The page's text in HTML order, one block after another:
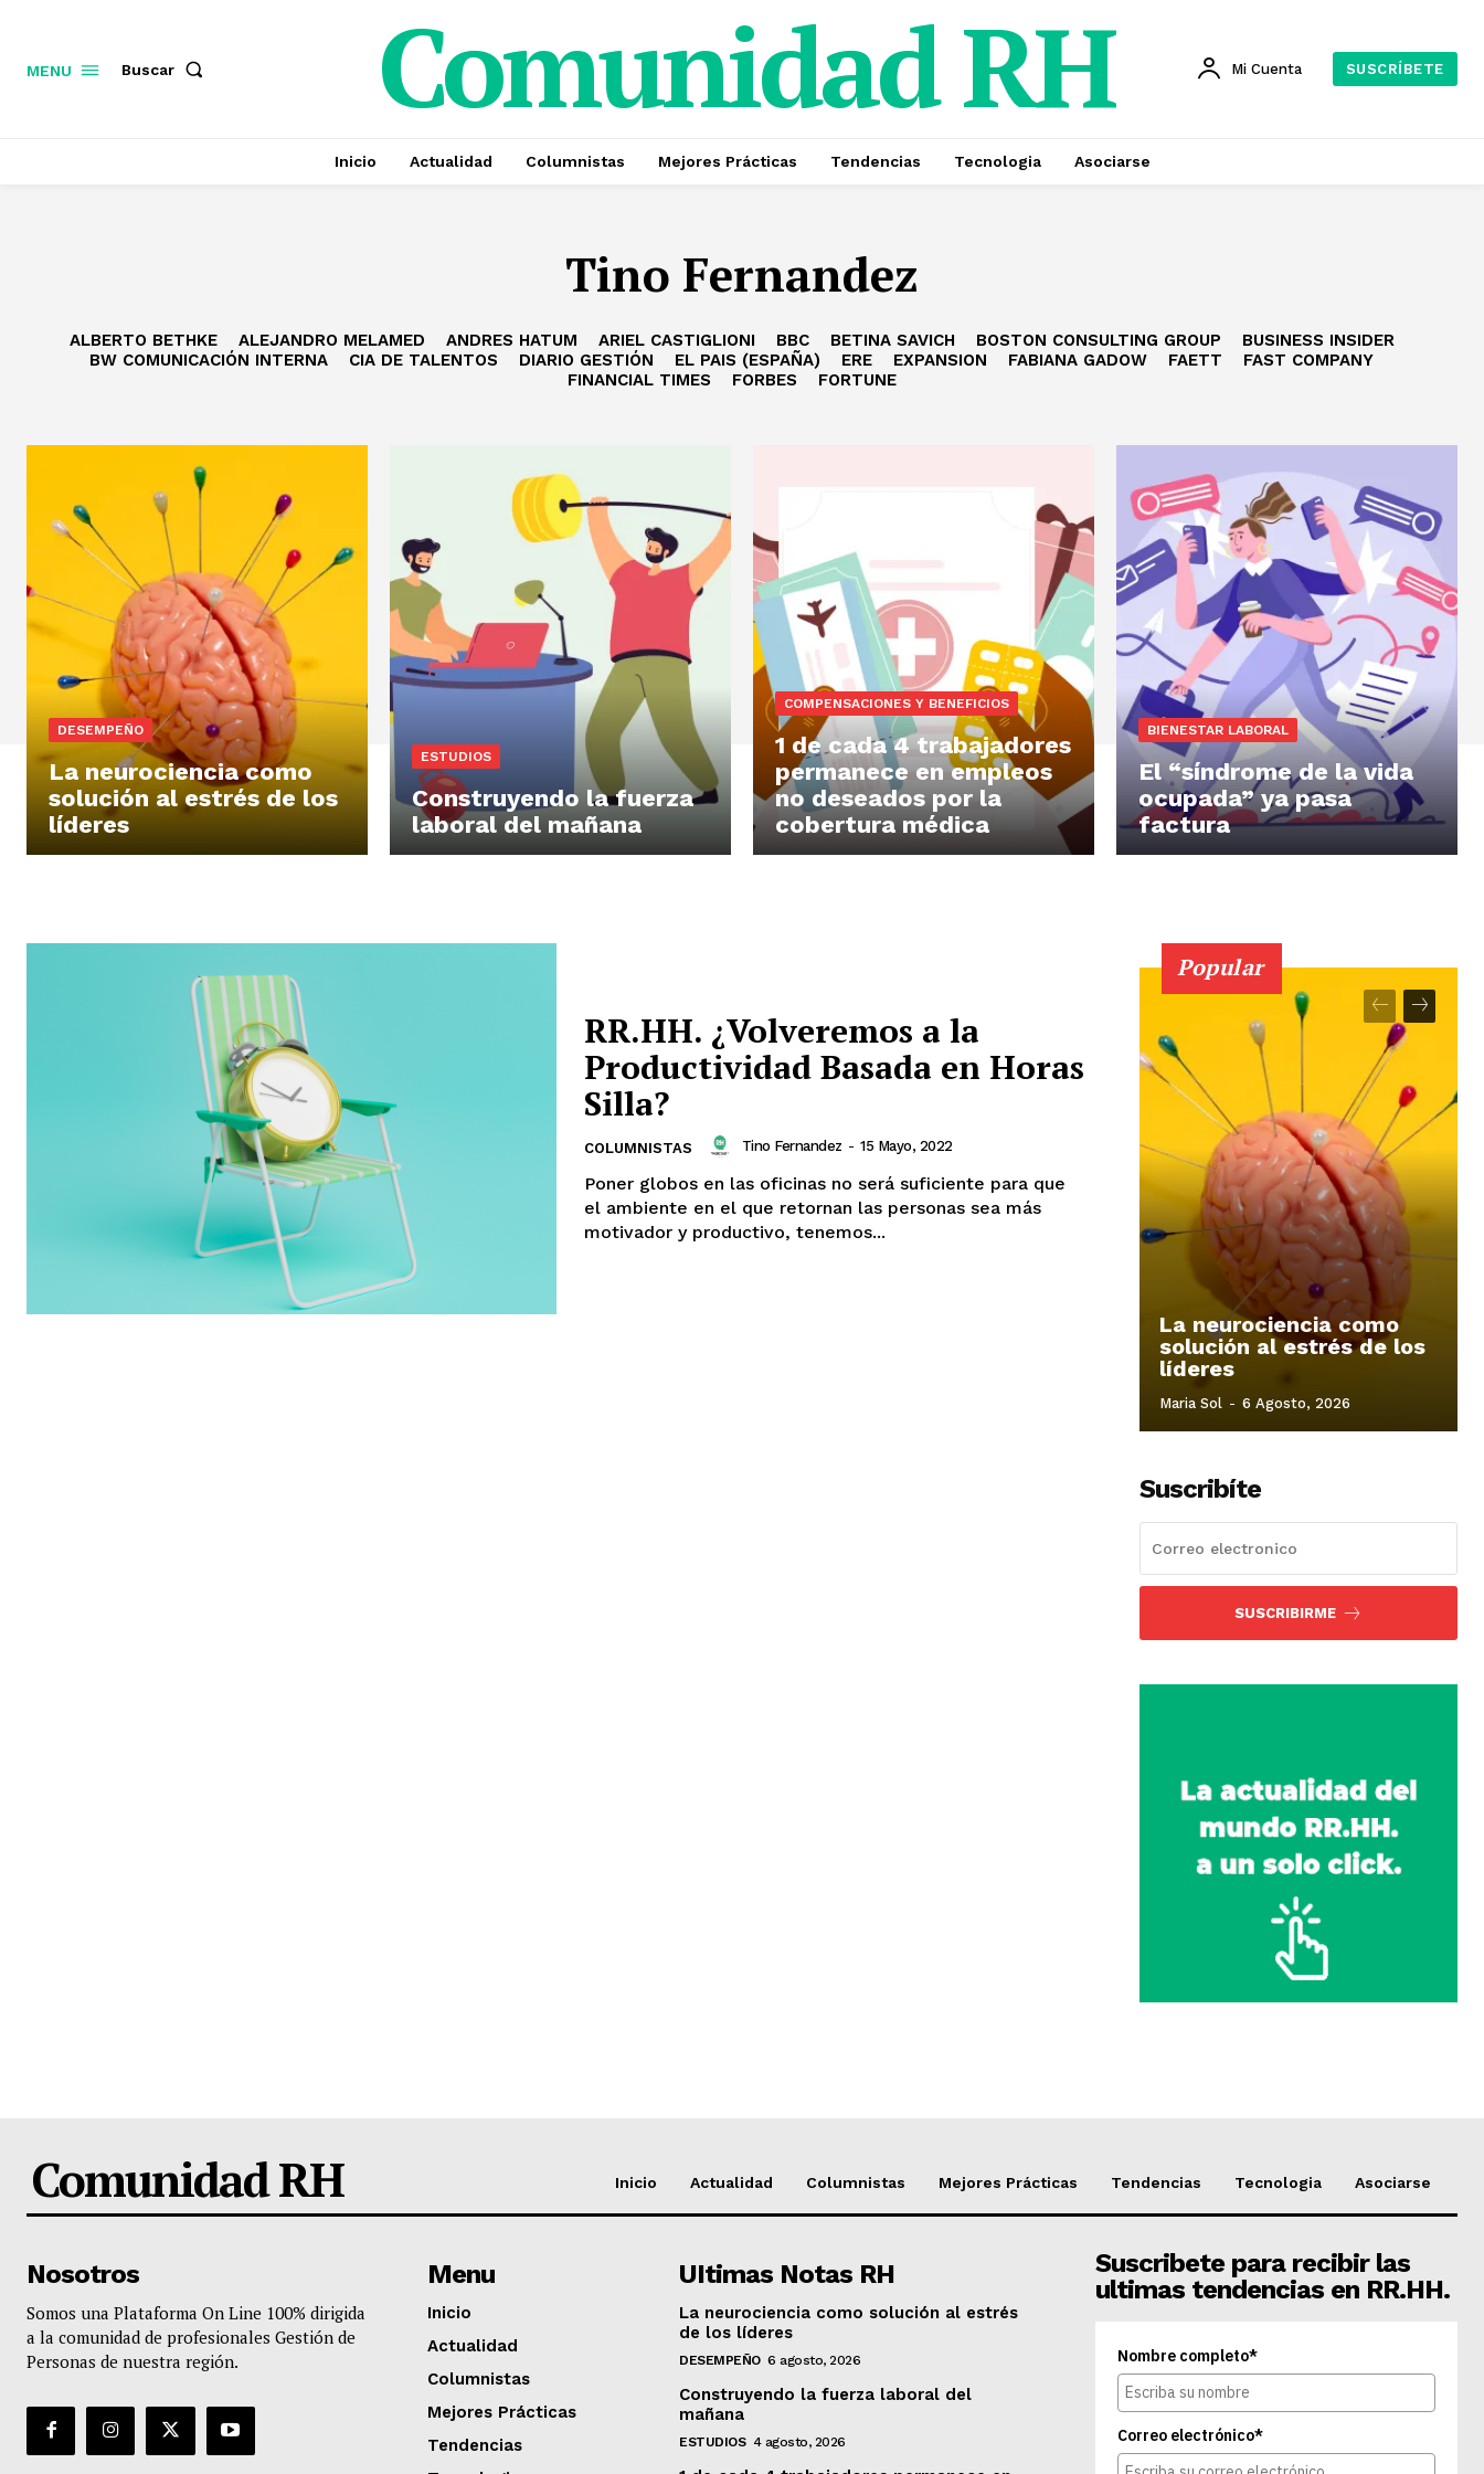
MENU Buscar Comunidad RH Mi Cuenta SUSCRÍBETE
Inicio Actualidad Columnistas Mejores Prácticas Tendencias Tecnologia Asociarse
Tino Fernandez
ALBERTO BETHKE ALEJANDRO MELAMED ANDRES HATUM ARIEL CASTIGLIONI BBC BETINA SAVICH BOSTON CONSULTING GROUP
BUSINESS INSIDER
BW COMUNICACIÓN INTERNA
CIA DE TALENTOS DIARIO GESTIÓN EL PAIS (ESPAÑA) ERE EXPANSION FABIANA GADOW FAETT
FAST COMPANY
FINANCIAL TIMES
FORBES FORTUNE
DESEMPEÑO
La neurociencia como
solución al estrés de los
líderes
ESTUDIOS
Construyendo la fuerza
laboral del mañana
COMPENSACIONES Y BENEFICIOS
1 de cada 4 trabajadores
permanece en empleos
no deseados por la
cobertura médica
BIENESTAR LABORAL
El “síndrome de la vida
ocupada” ya pasa
factura
RR.HH. ¿Volveremos a la
Productividad Basada en Horas
Silla?
COLUMNISTAS Tino Fernandez - 15 Mayo, 2022
Poner globos en las oficinas no será suficiente para que
el ambiente en el que retornan las personas sea más
motivador y productivo, tenemos...
Popular
La neurociencia como
solución al estrés de los
líderes
Maria Sol - 6 Agosto, 2026
Suscribíte
SUSCRIBIRME
Comunidad RH Inicio Actualidad Columnistas Mejores Prácticas Tendencias Tecnologia Asociarse
Nosotros
Somos una Plataforma On Line 100% dirigida
a la comunidad de profesionales Gestión de
Personas de nuestra región.
Menu
Inicio
Actualidad
Columnistas
Mejores Prácticas
Tendencias
UItimas Notas RH
La neurociencia como solución al estrés
de los líderes
DESEMPEÑO 6 agosto, 2026
Construyendo la fuerza laboral del
mañana
ESTUDIOS 4 agosto, 2026
Suscribete para recibir las
ultimas tendencias en RR.HH.
Nombre completo*
Correo electrónico*